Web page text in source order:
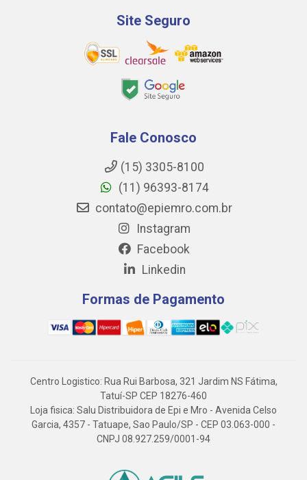
Site Seguro
Fale Conosco
(15) 3305-8100
(11) 96393-8174
contato@epiemro.com.br
Instagram
Facebook
Linkedin
Formas de Pagamento
Centro Logistico: Rua Rui Barbosa, 321 Jardim NS Fátima,
Tatuí-SP CEP 18276-460
Loja fisica: Salu Distribuidora de Epi e Mro - Avenida Celso
Garcia, 4357 - Tatuape, Sao Paulo/SP - CEP 03.063-000 -
CNPJ 08.927.259/0001-94